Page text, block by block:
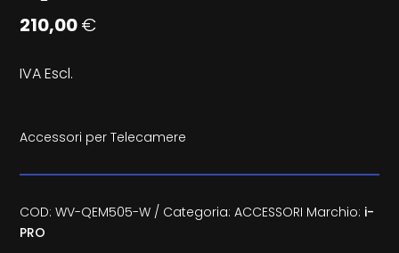
210,00€
IVA Escl.
Accessori per Telecamere
COD: WV-QEM505-W Categoria: ACCESSORI Marchio: i-
PRO